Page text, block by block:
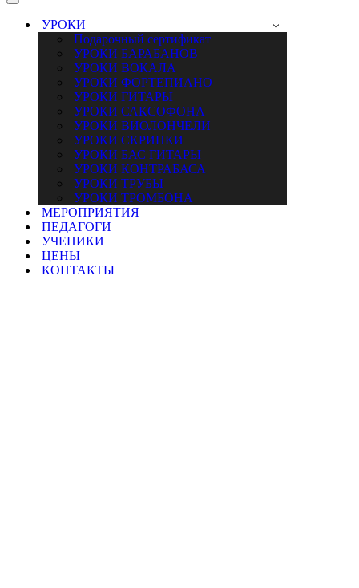
Меню
навигацииУРОКИ
Подарочный сертификат
УРОКИ БАРАБАНОВ
УРОКИ ВОКАЛА
УРОКИ ФОРТЕПИАНО
УРОКИ ГИТАРЫ
УРОКИ САКСОФОНА
УРОКИ ВИОЛОНЧЕЛИ
УРОКИ СКРИПКИ
УРОКИ БАС ГИТАРЫ
УРОКИ КОНТРАБАСА
УРОКИ ТРУБЫ
УРОКИ ТРОМБОНА
МЕРОПРИЯТИЯ
ПЕДАГОГИ
УЧЕНИКИ
ЦЕНЫ
КОНТАКТЫ